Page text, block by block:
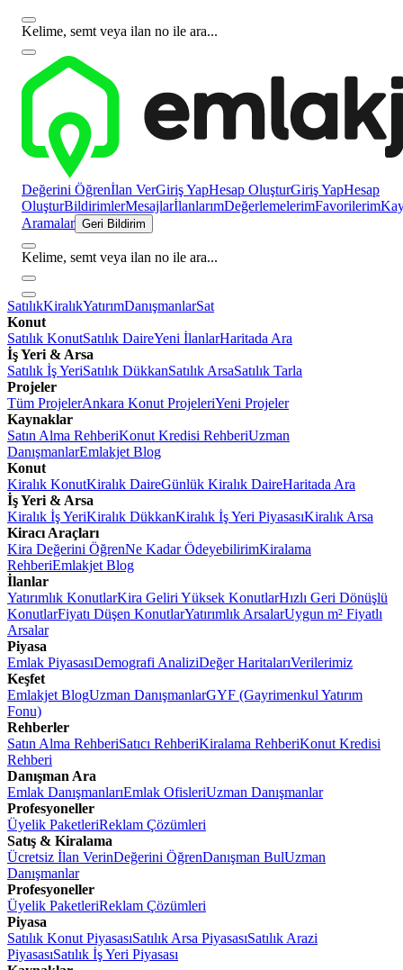
Kelime, semt veya ilan no ile ara...
Değerini Öğrenİlan VerGiriş YapHesap OluşturGiriş YapHesap
OluşturBildirimlerMesajlarİlanlarımDeğerlemelerimFavorilerim
Aramalar Geri Bildirim
Kelime, semt veya ilan no ile ara...
SatılıkKiralıkYatırımDanışmanlarSat
Konut
Satılık KonutSatılık DaireYeni İlanlarHaritada Ara
İş Yeri & Arsa
Satılık İş YeriSatılık DükkanSatılık ArsaSatılık Tarla
Projeler
Tüm ProjelerAnkara Konut ProjeleriYeni Projeler
Kaynaklar
Satın Alma RehberiKonut Kredisi RehberiUzman
DanışmanlarEmlakjet Blog
Konut
Kiralık KonutKiralık DaireGünlük Kiralık DaireHaritada Ara
İş Yeri & Arsa
Kiralık İş YeriKiralık DükkanKiralık İş Yeri PiyasasıKiralık Arsa
Kiracı Araçları
Kira Değerini ÖğrenNe Kadar ÖdeyebilirimKiralama
RehberiEmlakjet Blog
İlanlar
Yatırımlık KonutlarKira Geliri Yüksek KonutlarHızlı Geri Dönüşlü
KonutlarFiyatı Düşen KonutlarYatırımlık ArsalarUygun m² Fiyatlı
Arsalar
Piyasa
Emlak PiyasasıDemografi AnaliziDeğer HaritalarıVerilerimiz
Keşfet
Emlakjet BlogUzman DanışmanlarGYF (Gayrimenkul Yatırım
Fonu)
Rehberler
Satın Alma RehberiSatıcı RehberiKiralama RehberiKonut Kredisi
Rehberi
Danışman Ara
Emlak DanışmanlarıEmlak OfisleriUzman Danışmanlar
Profesyoneller
Üyelik PaketleriReklam Çözümleri
Satış & Kiralama
Ücretsiz İlan VerinDeğerini ÖğrenDanışman BulUzman
Danışmanlar
Profesyoneller
Üyelik PaketleriReklam Çözümleri
Piyasa
Satılık Konut PiyasasıSatılık Arsa PiyasasıSatılık Arazi
PiyasasıSatılık İş Yeri Piyasası